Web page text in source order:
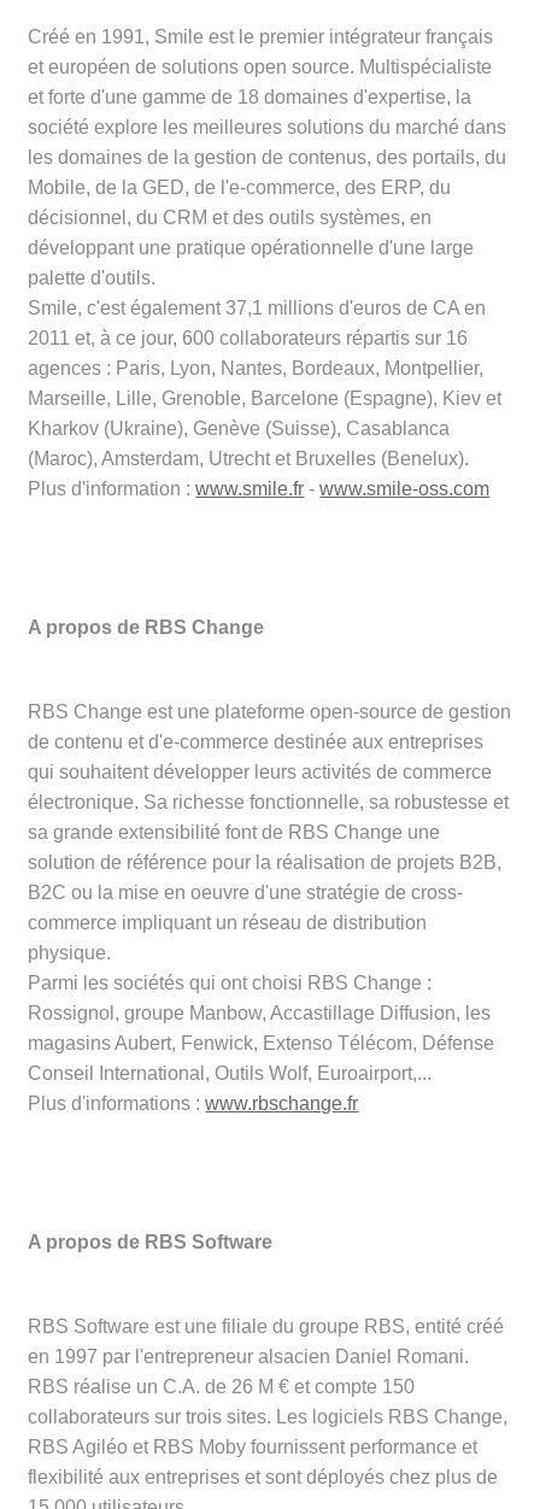
Créé en 1991, Smile est le premier intégrateur français
et européen de solutions open source. Multispécialiste
et forte d'une gamme de 18 domaines d'expertise, la
société explore les meilleures solutions du marché dans
les domaines de la gestion de contenus, des portails, du
Mobile, de la GED, de l'e-commerce, des ERP, du
décisionnel, du CRM et des outils systèmes, en
développant une pratique opérationnelle d'une large
palette d'outils.
Smile, c'est également 37,1 millions d'euros de CA en
2011 et, à ce jour, 600 collaborateurs répartis sur 16
agences : Paris, Lyon, Nantes, Bordeaux, Montpellier,
Marseille, Lille, Grenoble, Barcelone (Espagne), Kiev et
Kharkov (Ukraine), Genève (Suisse), Casablanca
(Maroc), Amsterdam, Utrecht et Bruxelles (Benelux).
Plus d'information :www.smile.fr -www.smile-oss.com
A propos de RBS Change
RBS Change est une plateforme open-source de gestion
de contenu et d'e-commerce destinée aux entreprises
qui souhaitent développer leurs activités de commerce
électronique. Sa richesse fonctionnelle, sa robustesse et
sa grande extensibilité font de RBS Change une
solution de référence pour la réalisation de projets B2B,
B2C ou la mise en oeuvre d'une stratégie de cross-
commerce impliquant un réseau de distribution
physique.
Parmi les sociétés qui ont choisi RBS Change :
Rossignol, groupe Manbow, Accastillage Diffusion, les
magasins Aubert, Fenwick, Extenso Télécom, Défense
Conseil International, Outils Wolf, Euroairport,...
Plus d'informations :www.rbschange.fr
A propos de RBS Software
RBS Software est une filiale du groupe RBS, entité créé
en 1997 par l'entrepreneur alsacien Daniel Romani.
RBS réalise un C.A. de 26 M € et compte 150
collaborateurs sur trois sites. Les logiciels RBS Change,
RBS Agiléo et RBS Moby fournissent performance et
flexibilité aux entreprises et sont déployés chez plus de